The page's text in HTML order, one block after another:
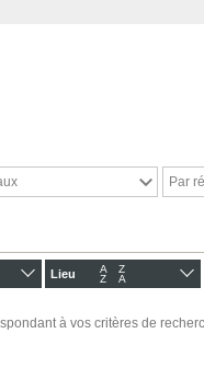
Par
A
Z
Z
A
Lieu
à vos critères de